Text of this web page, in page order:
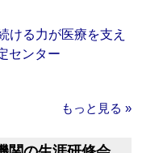
ける力が医療を支え
センター
もっと見る »